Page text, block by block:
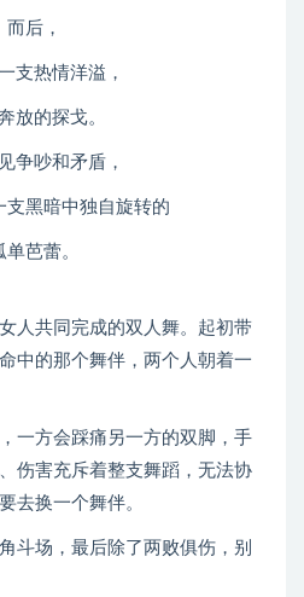
而后，
支热情洋溢，
放的探戈。
争吵和矛盾，
支黑暗中独自旋转的
单芭蕾。
人共同完成的双人舞。起初带
中的那个舞伴，两个人朝着一
一方会踩痛另一方的双脚，手
伤害充斥着整支舞蹈，无法协
去换一个舞伴。
斗场，最后除了两败俱伤，别